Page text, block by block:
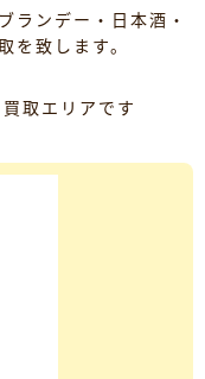
ランデー・日本酒・
を致します。
買取エリアです